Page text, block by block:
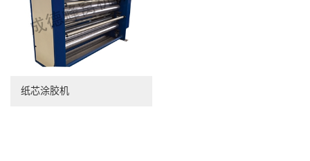
纸芯涂胶机